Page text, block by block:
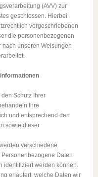
(AVV) zur
geschlossen. Hierbei
vorgeschriebenen
die personenbezogenen
nach unseren Weisungen
Schutz Ihrer
Ihre
und entsprechend den
sowie dieser
verschiedene
Daten
identifiziert werden können.
erläutert, welche Daten wir